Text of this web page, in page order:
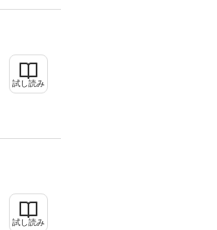
試し読み
試し読み